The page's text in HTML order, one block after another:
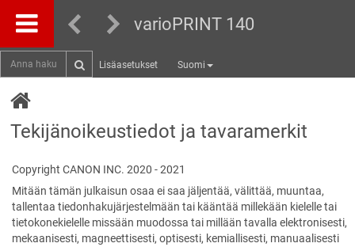
varioPRINT 140
Lisäasetukset Suomi
Tekijänoikeustiedot ja tavaramerkit
Copyright CANON INC. 2020 - 2021
Mitään tämän julkaisun osaa ei saa jäljentää, välittää, muuntaa,
tallentaa tiedonhakujärjestelmään tai kääntää millekään kielelle tai
tietokonekielelle missään muodossa tai millään tavalla elektronisesti,
mekaanisesti, magneettisesti, optisesti, kemiallisesti, manuaalisesti